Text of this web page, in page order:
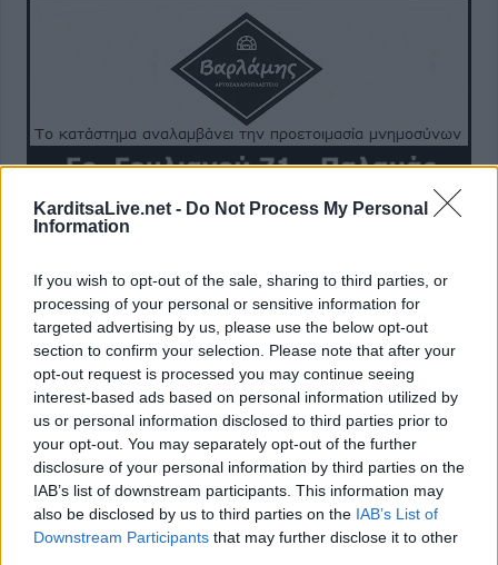
KarditsaLive.net - Do Not Process My Personal
Information
If you wish to opt-out of the sale, sharing to third parties, or
processing of your personal or sensitive information for
targeted advertising by us, please use the below opt-out
section to confirm your selection. Please note that after your
opt-out request is processed you may continue seeing
interest-based ads based on personal information utilized by
us or personal information disclosed to third parties prior to
your opt-out. You may separately opt-out of the further
disclosure of your personal information by third parties on the
IAB’s list of downstream participants. This information may
also be disclosed by us to third parties on the IAB’s List of
Downstream Participants that may further disclose it to other